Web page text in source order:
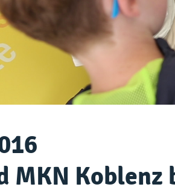
MKN